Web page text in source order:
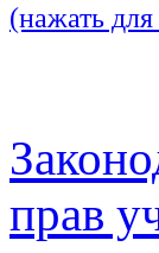
(нажать
прав